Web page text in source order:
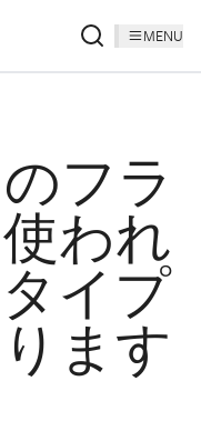
MENU
フラ
われ
イプ
ます